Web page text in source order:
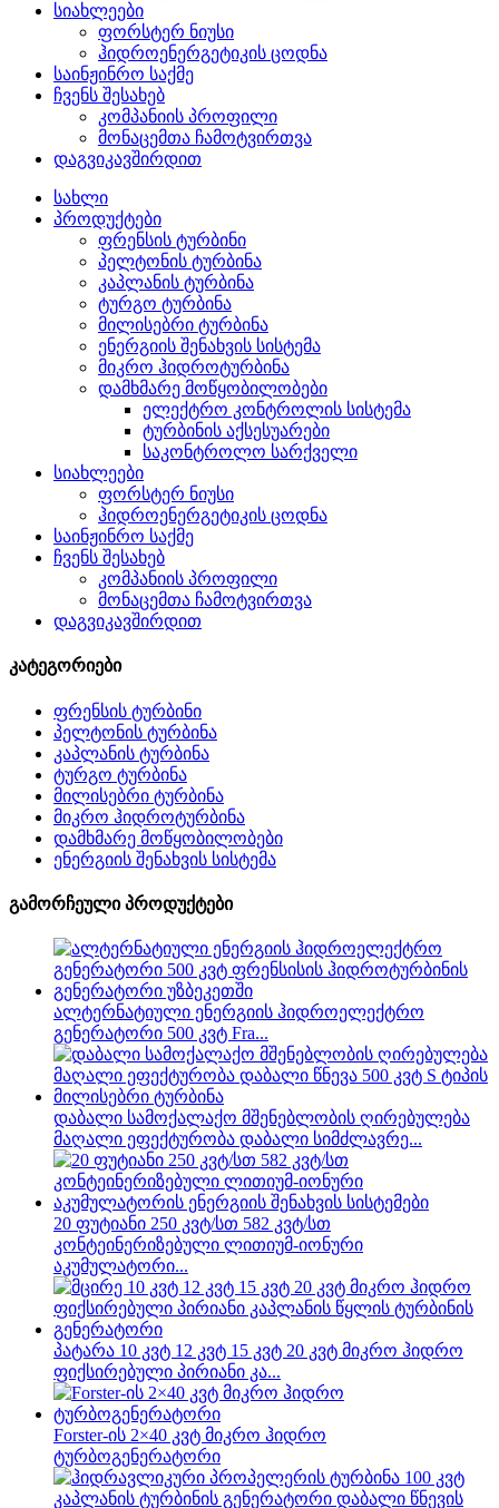
სიახლეები
ფორსტერ ნიუსი
ჰიდროენერგეტიკის ცოდნა
საინჟინრო საქმე
ჩვენს შესახებ
კომპანიის პროფილი
მონაცემთა ჩამოტვირთვა
დაგვიკავშირდით
სახლი
პროდუქტები
ფრენსის ტურბინი
პელტონის ტურბინა
კაპლანის ტურბინა
ტურგო ტურბინა
მილისებრი ტურბინა
ენერგიის შენახვის სისტემა
მიკრო ჰიდროტურბინა
დამხმარე მოწყობილობები
ელექტრო კონტროლის სისტემა
ტურბინის აქსესუარები
საკონტროლო სარქველი
სიახლეები
ფორსტერ ნიუსი
ჰიდროენერგეტიკის ცოდნა
საინჟინრო საქმე
ჩვენს შესახებ
კომპანიის პროფილი
მონაცემთა ჩამოტვირთვა
დაგვიკავშირდით
კატეგორიები
ფრენსის ტურბინი
პელტონის ტურბინა
კაპლანის ტურბინა
ტურგო ტურბინა
მილისებრი ტურბინა
მიკრო ჰიდროტურბინა
დამხმარე მოწყობილობები
ენერგიის შენახვის სისტემა
გამორჩეული პროდუქტები
ალტერნატიული ენერგიის ჰიდროელექტრო
გენერატორი 500 კვტ Fra...
დაბალი სამოქალაქო მშენებლობის ღირებულება
მაღალი ეფექტურობა დაბალი სიმძლავრე...
20 ფუტიანი 250 კვტ/სთ 582 კვტ/სთ
კონტეინერიზებული ლითიუმ-იონური
აკუმულატორი...
პატარა 10 კვტ 12 კვტ 15 კვტ 20 კვტ მიკრო ჰიდრო
ფიქსირებული პირიანი კა...
Forster-ის 2×40 კვტ მიკრო ჰიდრო
ტურბოგენერატორი